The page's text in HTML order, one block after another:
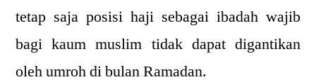
tetap saja posisi haji sebagai ibadah wajib
bagi kaum muslim tidak dapat digantikan
oleh umroh di bulan Ramadan.